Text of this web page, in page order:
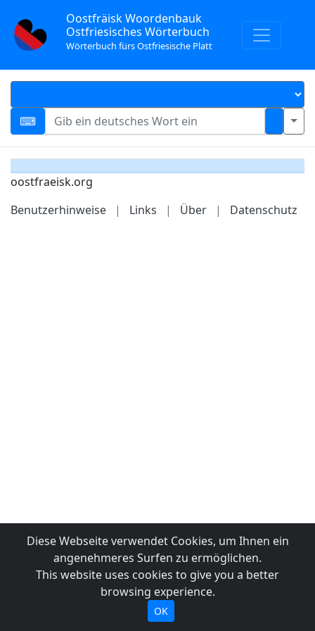
Oostfräisk Woordenbauk
Ostfriesisches Wörterbuch
Wörterbuch fürs Ostfriesische Platt
oostfraeisk.org
Benutzerhinweise
| Links | Über | Datenschutz
Diese Webseite verwendet Cookies, um Ihnen ein
angenehmeres Surfen zu ermöglichen.
This website uses cookies to give you a better
browsing experience.
OK